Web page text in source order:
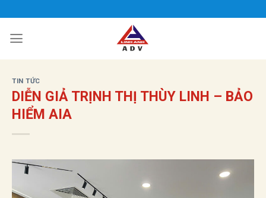
qua
nội
TIN TỨC
DIỄN GIẢ TRỊNH THỊ THÙY LINH – BẢO
HIỂM AIA